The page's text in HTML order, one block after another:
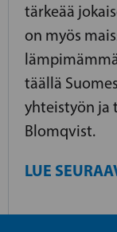
tärkeää
on myös
täällä
yhteistyön ja
Blomqvist.
LUE